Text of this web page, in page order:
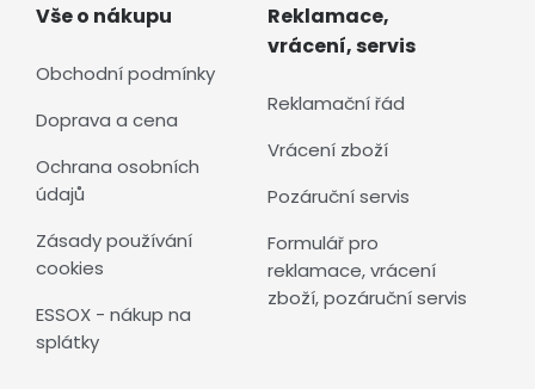
Vše o nákupu
Obchodní podmínky
Doprava a cena
Ochrana osobních
údajů
Zásady používání
cookies
ESSOX - nákup na
splátky
Reklamace,
vrácení, servis
Reklamační řád
Vrácení zboží
Pozáruční servis
Formulář pro
reklamace, vrácení
zboží, pozáruční servis